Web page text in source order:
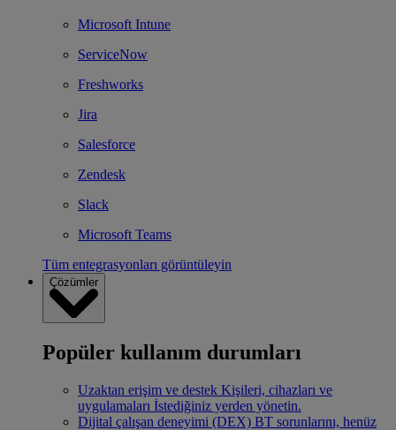
Microsoft Intune
ServiceNow
Freshworks
Jira
Salesforce
Zendesk
Slack
Microsoft Teams
Tüm entegrasyonları görüntüleyin
Çözümler
Popüler kullanım durumları
Uzaktan erişim ve destek Kişileri, cihazları ve
uygulamaları İstediğiniz yerden yönetin.
Dijital çalışan deneyimi (DEX) BT sorunlarını, henüz